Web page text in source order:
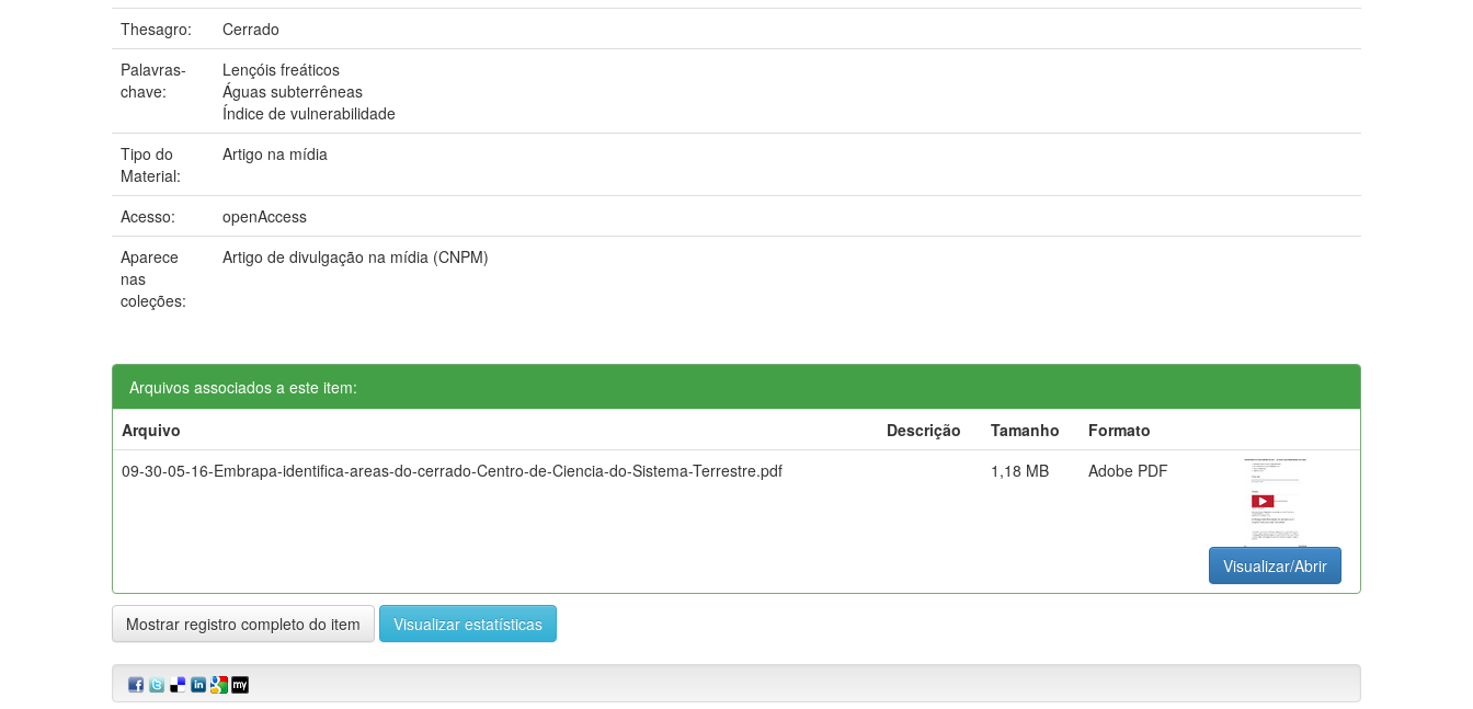
Thesagro:
Cerrado
Palavras-
chave:
Lençóis freáticos
Águas subterrêneas
Índice de vulnerabilidade
Tipo do
Material:
Artigo na mídia
Acesso:
openAccess
Aparece
nas
coleções:
Artigo de divulgação na mídia (CNPM)
Arquivos associados a este item:
Arquivo
Descrição Tamanho
Formato
09-30-05-16-Embrapa-identifica-areas-do-cerrado-Centro-de-Ciencia-do-Sistema-Terrestre.pdf
1,18 MB Adobe PDF
Visualizar/Abrir
Mostrar registro completo do item Visualizar estatísticas